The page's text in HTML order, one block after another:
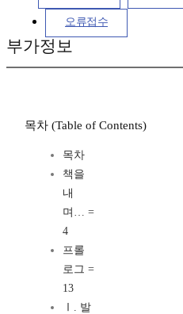
오류접수
부가정보
목차 (Table of Contents)
목차
책을
내
며… =
4
프롤
로그 =
13
Ⅰ. 발